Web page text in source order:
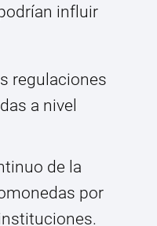
influir
regulaciones
a nivel
de la
por